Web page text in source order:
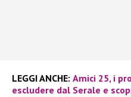
LEGGI ANCHE: Amici 25, i
escludere dal Serale e